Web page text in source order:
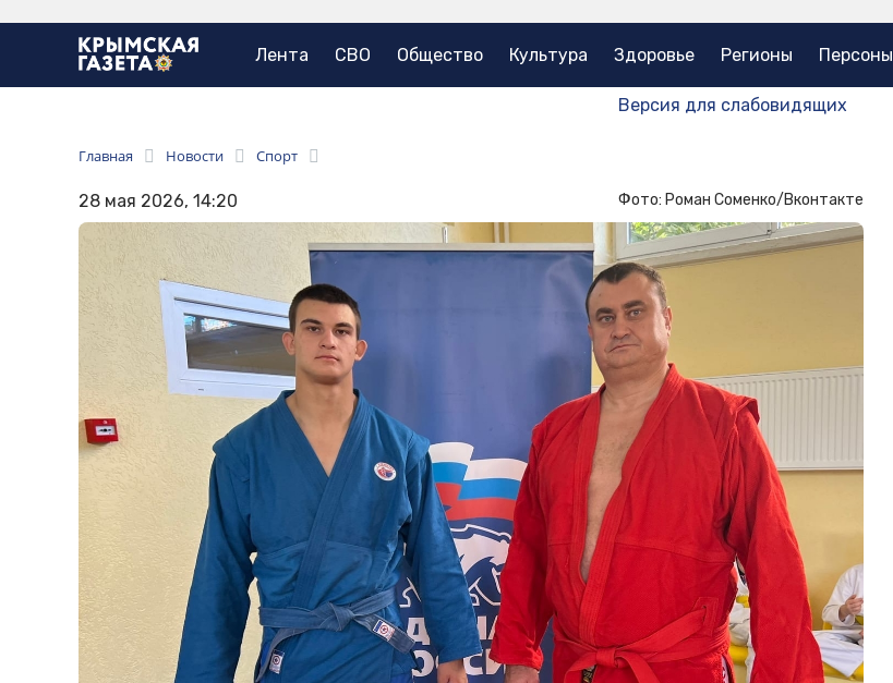
Лента СВО Общество Культура Здоровье Регионы Персоны
Версия для слабовидящих
Главная Новости Спорт
28 мая 2026, 14:20 Фото: Роман Соменко/Вконтакте